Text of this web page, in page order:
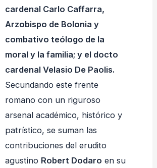
cardenal Carlo Caffarra,
Arzobispo de Bolonia y
combativo teólogo de la
moral y la familia; y el docto
cardenal Velasio De Paolis.
Secundando este frente
romano con un riguroso
arsenal académico, histórico y
patrístico, se suman las
contribuciones del erudito
agustino Robert Dodaro en su